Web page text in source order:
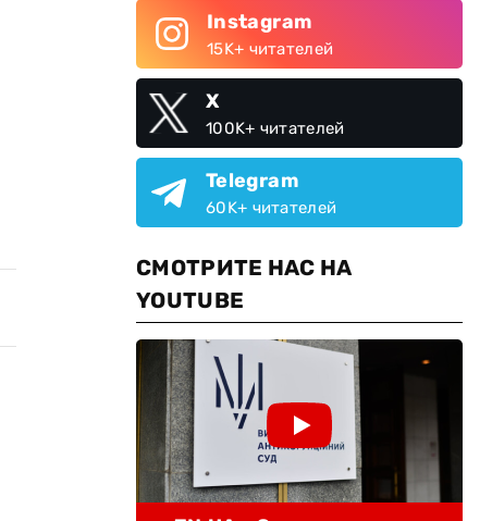
Instagram
15K+ читателей
X
100K+ читателей
Telegram
60K+ читателей
СМОТРИТЕ НАС НА
YOUTUBE